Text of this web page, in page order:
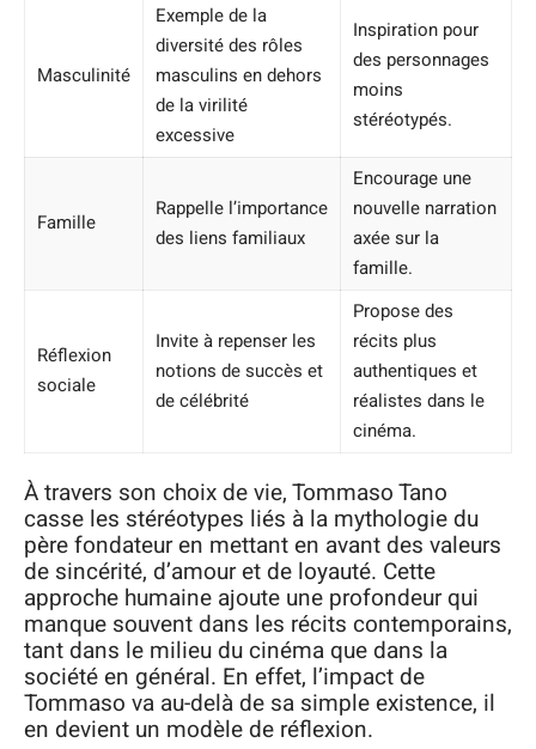
Masculinité
Exemple de la
diversité des rôles
masculins en dehors
de la virilité
excessive
Inspiration pour
des personnages
moins
stéréotypés.
Famille
Rappelle l’importance
des liens familiaux
Encourage une
nouvelle narration
axée sur la
famille.
Réflexion
sociale
Invite à repenser les
notions de succès et
de célébrité
Propose des
récits plus
authentiques et
réalistes dans le
cinéma.
À travers son choix de vie, Tommaso Tano
casse les stéréotypes liés à la mythologie du
père fondateur en mettant en avant des valeurs
de sincérité, d’amour et de loyauté. Cette
approche humaine ajoute une profondeur qui
manque souvent dans les récits contemporains,
tant dans le milieu du cinéma que dans la
société en général. En effet, l’impact de
Tommaso va au-delà de sa simple existence, il
en devient un modèle de réflexion.